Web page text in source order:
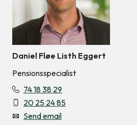
Daniel Fløe Listh Eggert
Pensionsspecialist
74 18 38 29
20 25 24 85
Send email